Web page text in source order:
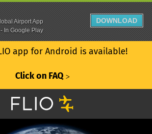
app for Android is available!
Click on FAQ ᐳ
Airport App
In Google Play
DOWNLOAD